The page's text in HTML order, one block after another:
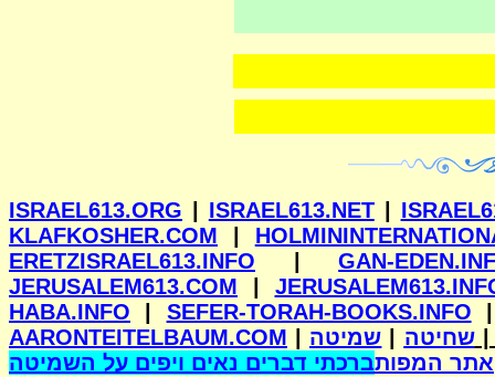
ISRAEL613.ORG ISRAEL613.NET|
KLAFKOSHER.COM
ERETZISRAEL613.INFO |GAN-
JERUSALEM613.COM
HABA.INFO
SEFER-TORAH-BOOKS.INFO
AARONTEITELBAUM.COM
שמיטה שחיטה
ברכתי דברים נאים ויפים על השמיטהאתר המפות